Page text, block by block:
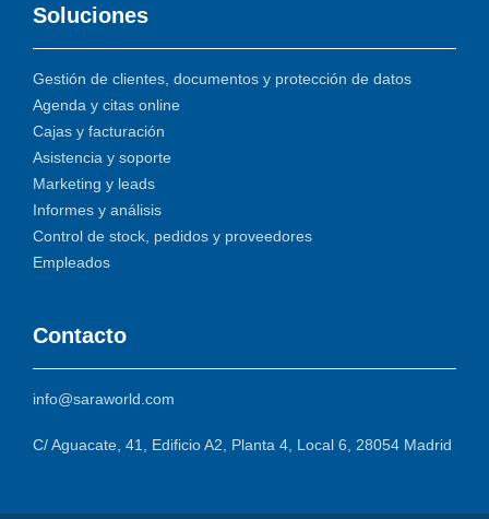
Soluciones
Gestión de clientes, documentos y protección de datos
Agenda y citas online
Cajas y facturación
Asistencia y soporte
Marketing y leads
Informes y análisis
Control de stock, pedidos y proveedores
Empleados
Contacto
info@saraworld.com
C/ Aguacate, 41, Edificio A2, Planta 4, Local 6, 28054 Madrid